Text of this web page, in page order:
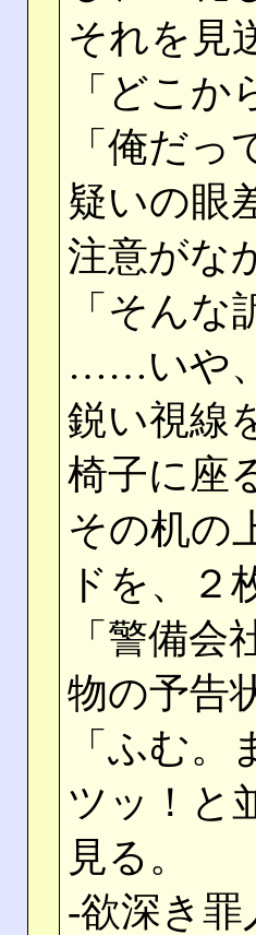
それを見
「どこか
「俺だ
疑いの眼
注意がな
「そん
……いや
鋭い視線
椅子に座
その机の
ドを、２
「警備
物の予告
「ふむ
ツッ！と
見る。
‐欲深き罪